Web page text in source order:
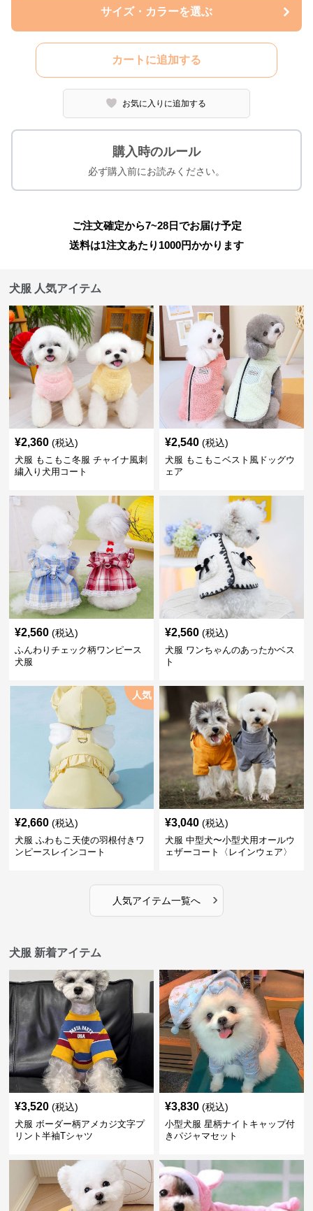
サイズ・カラーを選ぶ
カートに追加する
お気に入りに追加する
購入時のルール
必ず購入前にお読みください。
ご注文確定から7~28日でお届け予定
送料は1注文あたり 1000円かかります
犬服 人気アイテム
¥2,360 (税込)
犬服 もこもこ冬服 チャイナ風刺
繍入り犬用コート
¥2,540 (税込)
犬服 もこもこベスト風ドッグウ
ェア
¥2,560 (税込)
ふんわりチェック柄ワンピース
犬服
¥2,560 (税込)
犬服 ワンちゃんのあったかベス
ト
人気
¥2,660 (税込)
犬服 ふわもこ天使の羽根付きワ
ンピースレインコート
¥3,040 (税込)
犬服 中型犬〜小型犬用オールウ
ェザーコート〈レインウェア〉
人気アイテム一覧へ ›
犬服 新着アイテム
¥3,520 (税込)
犬服 ボーダー柄アメカジ文字プ
リント半袖Tシャツ
¥3,830 (税込)
小型犬服 星柄ナイトキャップ付
きパジャマセット